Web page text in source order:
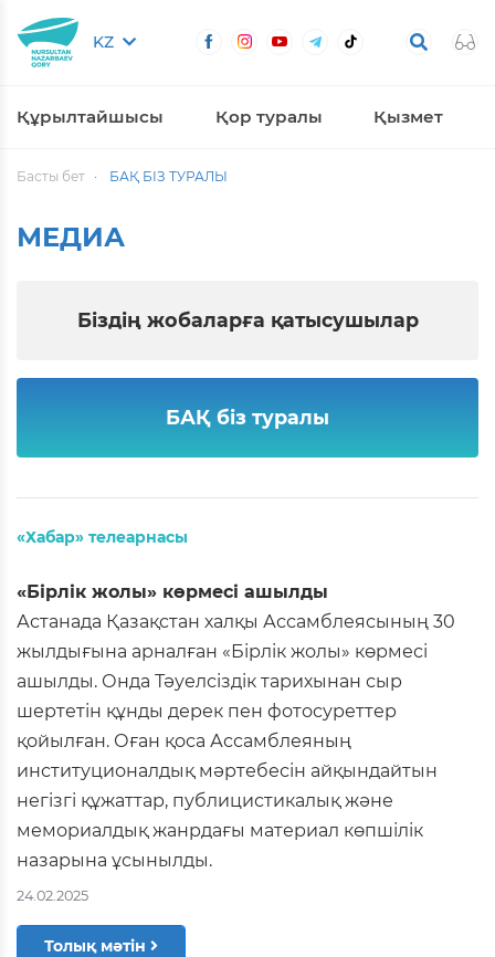
KZ
Құрылтайшысы Қор туралы Қызмет
Басты бет БАҚ БІЗ ТУРАЛЫ
МЕДИА
Біздің жобаларға қатысушылар
БАҚ біз туралы
«Хабар» телеарнасы
«Бірлік жолы» көрмесі ашылды
Астанада Қазақстан халқы Ассамблеясының 30
жылдығына арналған «Бірлік жолы» көрмесі
ашылды. Онда Тәуелсіздік тарихынан сыр
шертетін құнды дерек пен фотосуреттер
қойылған. Оған қоса Ассамблеяның
институционалдық мәртебесін айқындайтын
негізгі құжаттар, публицистикалық және
мемориалдық жанрдағы материал көпшілік
назарына ұсынылды.
24.02.2025
Толық мәтін